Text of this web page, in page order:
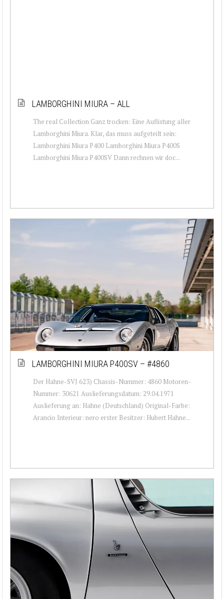
LAMBORGHINI MIURA – ALL
The real Collection Ganz trocken: Eine Auflistung aller
Lamborghini Miura. Klar, das muss aufgeteilt sein:
Lamborghini Miura P400 Lamborghini Miura P400S
Lamborghini Miura P400SV Dann rechnen wir doc...
LAMBORGHINI MIURA P400SV – #4860
Der Hahne-SVJ 623) Chassis-Nummer: 4860 Motoren-
Nummer: 30621 Auslieferungsdatum: 29.04.1971
Auslieferung an: Hahne (Deutschland) Original-Farbe:
Arancio Interieur: nero erster Besitzer: Hubert Hahne...